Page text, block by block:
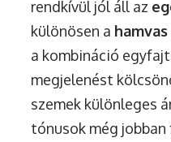
rendkívül jól áll az
különösen a
a kombináció
megjelenést
szemek különleges
tónusok még